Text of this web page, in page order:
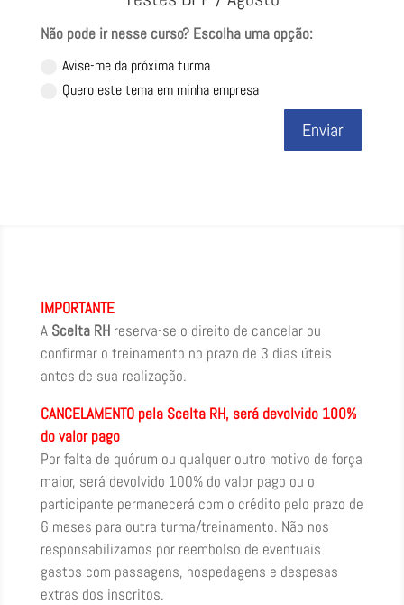
Não pode ir nesse curso? Escolha uma opção:
Avise-me da próxima turma
Quero este tema em minha empresa
Enviar
IMPORTANTE
A Scelta RHreserva-se o direito de cancelar ou
confirmar o treinamento no prazo de 3 dias úteis
antes de sua realização.
CANCELAMENTO pela Scelta RH, será devolvido 100%
do valor pago
Por falta de quórum ou qualquer outro motivo de força
maior, será devolvido 100% do valor pago ou o
participante permanecerá com o crédito pelo prazo de
6 meses para outra turma/treinamento. Não nos
responsabilizamos por reembolso de eventuais
gastos com passagens, hospedagens e despesas
extras dos inscritos.